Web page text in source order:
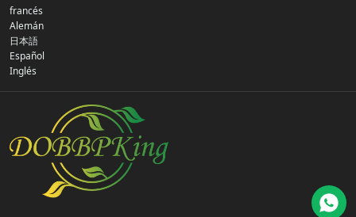
Política de privacidad
Contáctenos
francés
Alemán
日本語
Español
Inglés